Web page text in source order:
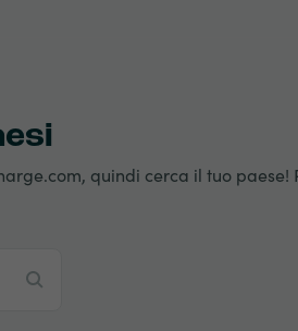
quindi cerca il tuo